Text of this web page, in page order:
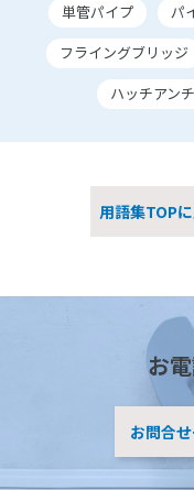
単管パイプ パ
フライングブリッジ
ハッチアンチ
用語集TOP
お
お問合